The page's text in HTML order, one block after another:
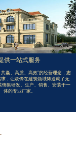
供一站式服务
共赢、高质、高效”的经营理念，志
，让欧锋在建筑领域铸造就了无
饰集研发、生产、销售、安装于一
体的专业厂家。